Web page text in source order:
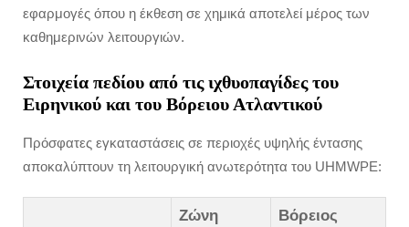
εφαρμογές όπου η έκθεση σε χημικά αποτελεί μέρος των
καθημερινών λειτουργιών.
Στοιχεία πεδίου από τις ιχθυοπαγίδες του
Ειρηνικού και του Βόρειου Ατλαντικού
Πρόσφατες εγκαταστάσεις σε περιοχές υψηλής έντασης
αποκαλύπτουν τη λειτουργική ανωτερότητα του UHMWPE:
Ζώνη
Βόρειος